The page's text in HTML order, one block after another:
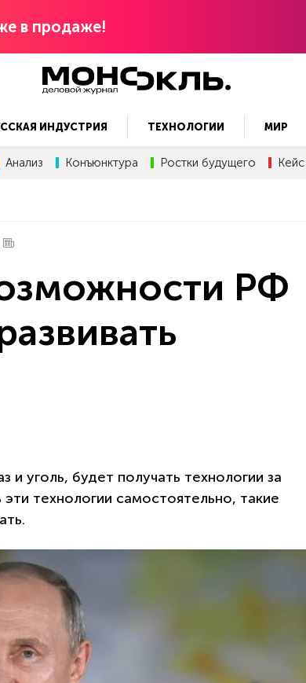
в продаже!
ИНДУСТРИЯ ТЕХНОЛОГИИ МИР
Анализ Конъюнктура Ростки будущего Кейс
РФ
и уголь, будет получать технологии за
технологии самостоятельно, такие